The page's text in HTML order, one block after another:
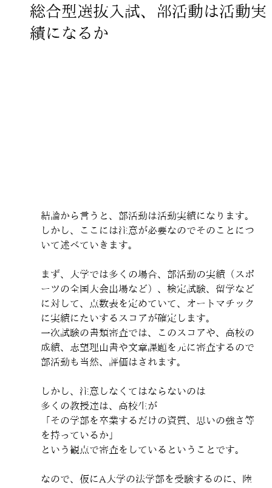
総合型選抜入試、部活動は活動実
績になるか
結論から言うと、部活動は活動実績になります。
しかし、ここには注意が必要なのでそのことにつ
いて述べていきます。
まず、大学では多くの場合、部活動の実績（スポ
ーツの全国大会出場など）、検定試験、留学など
に対して、点数表を定めていて、オートマチック
に実績にたいするスコアが確定します。
一次試験の書類審査では、このスコアや、高校の
成績、志望理由書や文章課題を元に審査するので
部活動も当然、評価はされます。
しかし、注意しなくてはならないのは
多くの教授達は、高校生が
「その学部を卒業するだけの資質、思いの強さ等
を持っているか」
という観点で審査をしているということです。
なので、仮にA大学の法学部を受験するのに、陸